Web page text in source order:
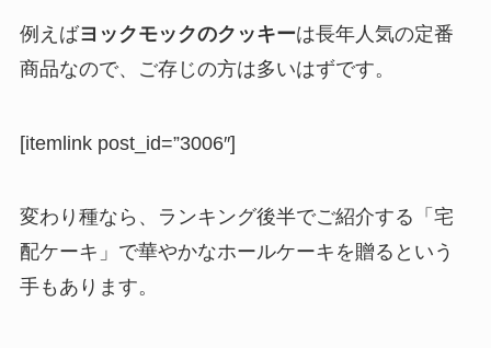
例えばヨックモックのクッキーは長年人気の定番
商品なので、ご存じの方は多いはずです。
[itemlink post_id=”3006″]
変わり種なら、ランキング後半でご紹介する「宅
配ケーキ」で華やかなホールケーキを贈るという
手もあります。